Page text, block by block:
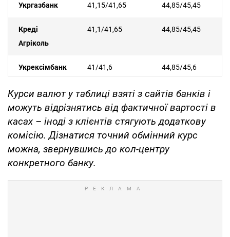
Укргазбанк 41,15/41,65 44,85/45,45
Креді
Агріколь
41,1/41,65 44,85/45,45
Укрексімбанк 41/41,6 44,85/45,6
Курси валют у таблиці взяті з сайтів банків і
можуть відрізнятись від фактичної вартості в
касах – іноді з клієнтів стягують додаткову
комісію. Дізнатися точний обмінний курс
можна, звернувшись до кол-центру
конкретного банку.